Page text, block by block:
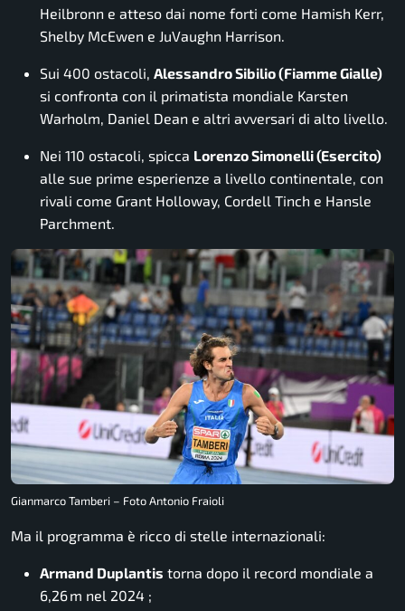
Heilbronn e atteso dai nome forti come Hamish Kerr,
Shelby McEwen e JuVaughn Harrison.
Sui 400 ostacoli, Alessandro Sibilio (Fiamme Gialle)
si confronta con il primatista mondiale Karsten
Warholm, Daniel Dean e altri avversari di alto livello.
Nei 110 ostacoli, spicca Lorenzo Simonelli (Esercito)
alle sue prime esperienze a livello continentale, con
rivali come Grant Holloway, Cordell Tinch e Hansle
Parchment.
Gianmarco Tamberi – Foto Antonio Fraioli
Ma il programma è ricco di stelle internazionali:
Armand Duplantis torna dopo il record mondiale a
6,26 m nel 2024 ;